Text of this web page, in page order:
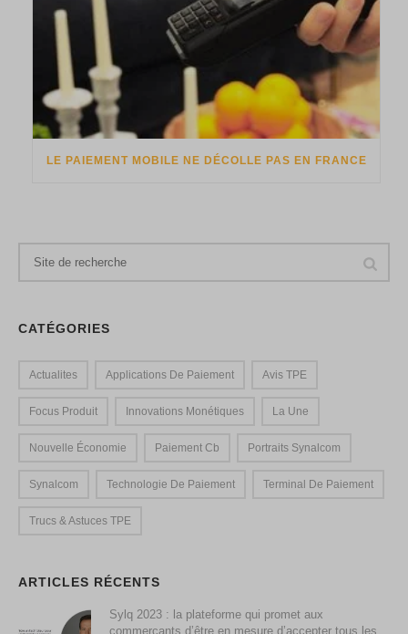
LE PAIEMENT MOBILE NE DÉCOLLE PAS EN FRANCE
CATÉGORIES
Actualites Applications De Paiement Avis TPE
Focus Produit Innovations Monétiques La Une
Nouvelle Économie Paiement Cb Portraits Synalcom
Synalcom Technologie De Paiement Terminal De Paiement
Trucs & Astuces TPE
ARTICLES RÉCENTS
Sylq 2023 : la plateforme qui promet aux
commerçants d’être en mesure d’accepter tous les